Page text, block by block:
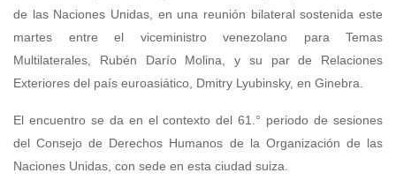
de las Naciones Unidas, en una reunión bilateral sostenida este
martes entre el viceministro venezolano para Temas
Multilaterales, Rubén Darío Molina, y su par de Relaciones
Exteriores del país euroasiático, Dmitry Lyubinsky, en Ginebra.
El encuentro se da en el contexto del 61.° periodo de sesiones
del Consejo de Derechos Humanos de la Organización de las
Naciones Unidas, con sede en esta ciudad suiza.